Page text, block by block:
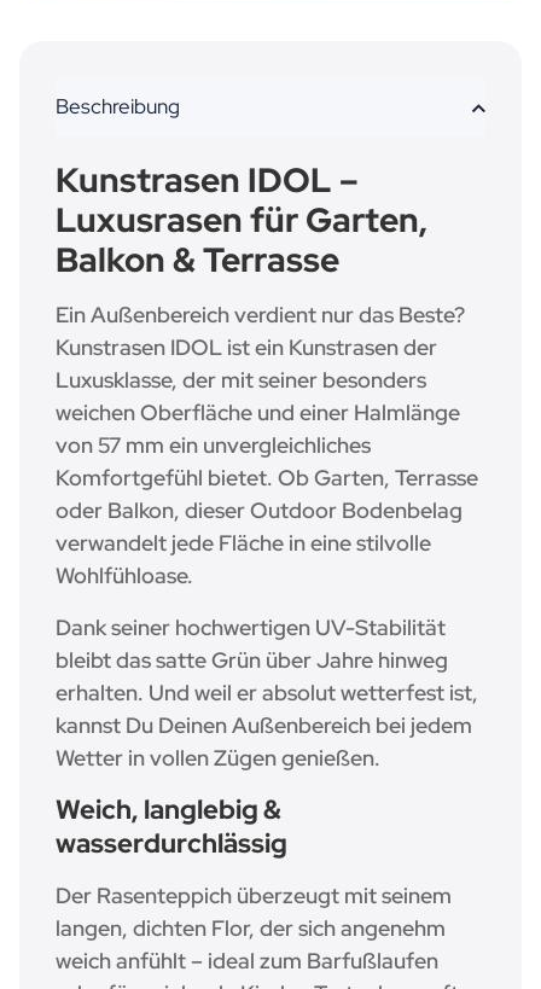
Beschreibung
Kunstrasen IDOL –
Luxusrasen für Garten,
Balkon & Terrasse
Ein Außenbereich verdient nur das Beste?
Kunstrasen IDOL ist ein Kunstrasen der
Luxusklasse, der mit seiner besonders
weichen Oberfläche und einer Halmlänge
von 57 mm ein unvergleichliches
Komfortgefühl bietet. Ob Garten, Terrasse
oder Balkon, dieser Outdoor Bodenbelag
verwandelt jede Fläche in eine stilvolle
Wohlfühloase.
Dank seiner hochwertigen UV-Stabilität
bleibt das satte Grün über Jahre hinweg
erhalten. Und weil er absolut wetterfest ist,
kannst Du Deinen Außenbereich bei jedem
Wetter in vollen Zügen genießen.
Weich, langlebig &
wasserdurchlässig
Der Rasenteppich überzeugt mit seinem
langen, dichten Flor, der sich angenehm
weich anfühlt – ideal zum Barfußlaufen